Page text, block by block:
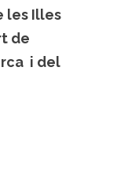
les Illes
de
i del